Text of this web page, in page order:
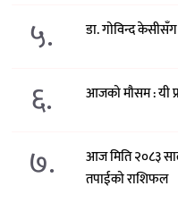
५. डा. गोविन्द
६. आजको मौसम : यी
७.
आज मिति २०८३
तपाईको राशिफल